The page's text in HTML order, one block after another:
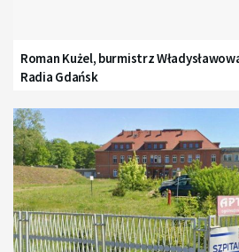
Roman Kużel, burmistrz
Radia Gdańsk